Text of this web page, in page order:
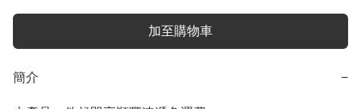
加至購物車
簡介 −